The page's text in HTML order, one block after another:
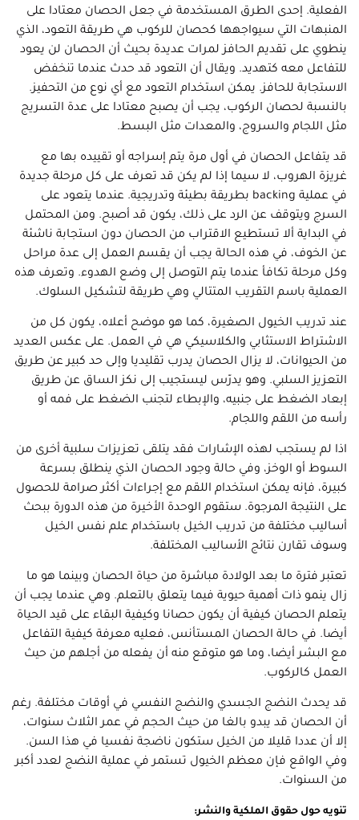
الفعلية. إحدى الطرق المستخدمة في جعل الحصان معتادا على
المنبهات التي سيواجهها كحصان للركوب هي طريقة التعود، الذي
ينطوي على تقديم الحافز لمرات عديدة بحيث أن الحصان لن يعود
للتفاعل معه كتهديد. ويقال أن التعود قد حدث عندما تنخفض
الاستجابة للحافز. يمكن استخدام التعود مع أي نوع من التحفيز.
بالنسبة لحصان الركوب، يجب أن يصبح معتادا على عدة التسريج
مثل اللجام والسروج، والمعدات مثل البسط.
قد يتفاعل الحصان في أول مرة يتم إسراجه أو تقييده بها مع
غريزة الهروب، لا سيما إذا لم يكن قد تعرف على كل مرحلة جديدة
في عملية backing بطريقة بطيئة وتدريجية. عندما يتعود على
السرج ويتوقف عن الرد على ذلك، يكون قد أصبح. ومن المحتمل
في البداية ألا تستطيع الاقتراب من الحصان دون استجابة ناشئة
عن الخوف، في هذه الحالة يجب أن يقسم العمل إلى عدة مراحل
وكل مرحلة تكافأ عندما يتم التوصل إلى وضع الهدوء. وتعرف هذه
العملية باسم التقريب المتتالي وهي طريقة لتشكيل السلوك.
عند تدريب الخيول الصغيرة، كما هو موضح أعلاه، يكون كل من
الاشتراط الاستثابي والكلاسيكي هي في العمل. على عكس العديد
من الحيوانات، لا يزال الحصان يدرب تقليديا وإلى حد كبير عن طريق
التعزيز السلبي. وهو يدرّس ليستجيب إلى نكز الساق عن طريق
إبعاد الضغط على جنبيه، والإبطاء لتجنب الضغط على فمه أو
رأسه من اللقم واللجام.
اذا لم يستجب لهذه الإشارات فقد يتلقى تعزيزات سلبية أخرى من
السوط أو الوخز، وفي حالة وجود الحصان الذي ينطلق بسرعة
كبيرة، فإنه يمكن استخدام اللقم مع إجراءات أكثر صرامة للحصول
على النتيجة المرجوة. ستقوم الوحدة الأخيرة من هذه الدورة ببحث
أساليب مختلفة من تدريب الخيل باستخدام علم نفس الخيل
وسوف تقارن نتائج الأساليب المختلفة.
تعتبر فترة ما بعد الولادة مباشرة من حياة الحصان وبينما هو ما
زال ينمو ذات أهمية حيوية فيما يتعلق بالتعلم. وهي عندما يجب أن
يتعلم الحصان كيفية أن يكون حصانا وكيفية البقاء على قيد الحياة
أيضا. في حالة الحصان المستأنس، فعليه معرفة كيفية التفاعل
مع البشر أيضا، وما هو متوقع منه أن يفعله من أجلهم من حيث
العمل كالركوب.
قد يحدث النضج الجسدي والنضج النفسي في أوقات مختلفة. رغم
أن الحصان قد يبدو بالغا من حيث الحجم في عمر الثلاث سنوات،
إلا أن عددا قليلا من الخيل ستكون ناضجة نفسيا في هذا السن.
وفي الواقع فإن معظم الخيول تستمر في عملية النضج لعدد أكبر
من السنوات.
تنويه حول حقوق الملكية والنشر: